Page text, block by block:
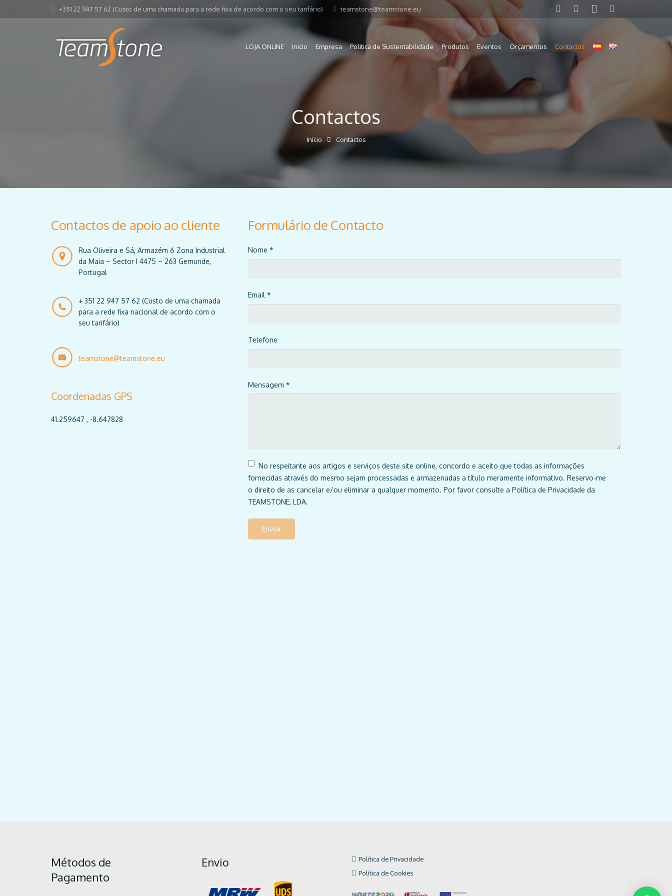
+351 22 947 57 62 (Custo de uma chamada para a rede fixa de acordo com o seu tarifário) teamstone@teamstone.eu
LOJA ONLINE Inicio Empresa Politica de Sustentabilidade Produtos Eventos Orçamentos Contactos
Contactos
Início Contactos
Contactos de apoio ao cliente
Rua Oliveira e Sá, Armazém 6 Zona Industrial
da Maia – Sector I 4475 – 263 Gemunde,
Portugal
+ 351 22 947 57 62 (Custo de uma chamada
para a rede fixa nacional de acordo com o
seu tarifário)
teamstone@teamstone.eu
Coordenadas GPS
41.259647 , -8.647828
Formulário de Contacto
Nome *
Email *
Telefone
Mensagem *
No respeitante aos artigos e serviços deste site online, concordo e aceito que todas as informações
fornecidas através do mesmo sejam processadas e armazenadas a título meramente informativo. Reservo-me
o direito de as cancelar e/ou eliminar a qualquer momento. Por favor consulte a Política de Privacidade da
TEAMSTONE, LDA.
Métodos de
Pagamento
Envio
Política de Privacidade
Política de Cookies